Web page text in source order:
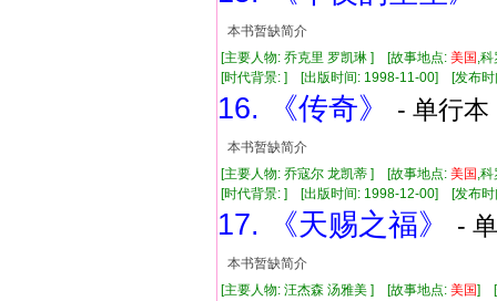
本书暂缺简介
[主要人物: 乔克里 罗凯琳 ] [故事地点: 美国 ,
[时代背景: ] [出版时间: 1998-11-00] [发布
16. 《传奇》 - 单行
本书暂缺简介
[主要人物: 乔寇尔 龙凯蒂 ] [故事地点: 美国 ,
[时代背景: ] [出版时间: 1998-12-00] [发布
17. 《天赐之福》 -
本书暂缺简介
[主要人物: 汪杰森 汤雅美 ] [故事地点: 美国] [